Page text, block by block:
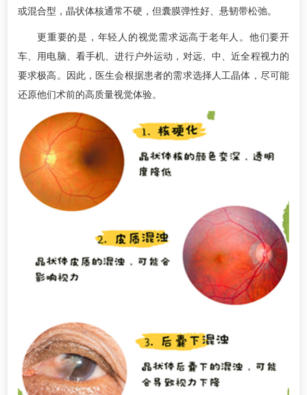
或混合型，晶状体核通常不硬，但囊膜弹性好、悬韧带松弛。
更重要的是，年轻人的视觉需求远高于老年人。他们要开
车、用电脑、看手机、进行户外运动，对远、中、近全程视力的
要求极高。因此，医生会根据患者的需求选择人工晶体，尽可能
还原他们术前的高质量视觉体验。